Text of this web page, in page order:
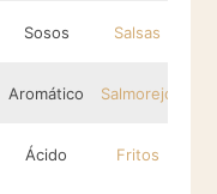
Sosos Salsas
Aromático Salmorejo
Ácido Fritos